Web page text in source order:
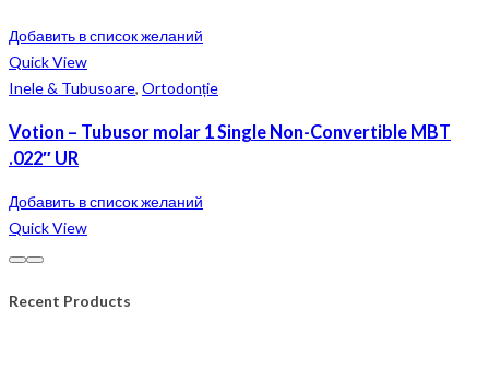
Добавить в список желаний
Quick View
Inele & Tubusoare, Ortodonție
Votion – Tubusor molar 1 Single Non-Convertible MBT
.022″ UR
Добавить в список желаний
Quick View
Recent Products